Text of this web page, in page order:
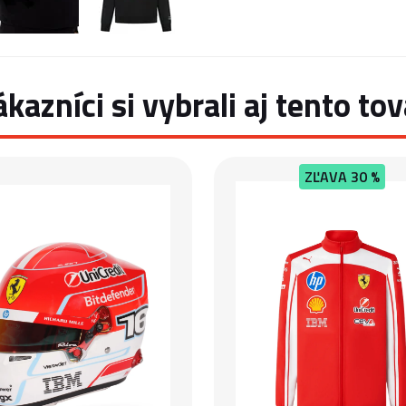
si vybrali aj tento
ZĽAVA30 %